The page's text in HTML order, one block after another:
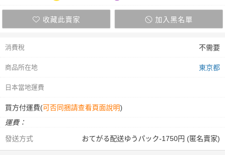
收藏此賣家 加入黑名單
消費稅 不需要
商品所在地 東京都
日本當地運費
買方付運費(可否同捆請查看頁面說明)
運費：
發送方式
おてがる配送ゆうパック-1750円 (匿名賣家)